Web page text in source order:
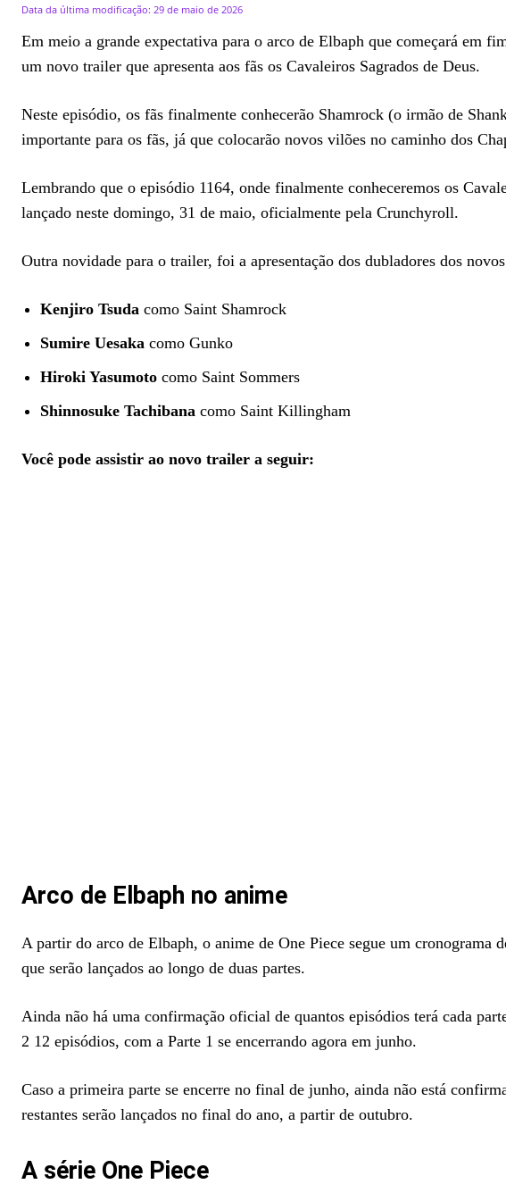
Data da última modificação: 29 de maio de 2026
Em meio a grande expectativa para o arco de Elbaph que começará em
um novo trailer que apresenta aos fãs os Cavaleiros Sagrados de Deus.
Neste episódio, os fãs finalmente conhecerão Shamrock (o irmão de
importante para os fãs, já que colocarão novos vilões no caminho dos
Lembrando que o episódio 1164, onde finalmente conheceremos os
lançado neste domingo, 31 de maio, oficialmente pela Crunchyroll.
Outra novidade para o trailer, foi a apresentação dos dubladores dos
Kenjiro Tsuda como Saint Shamrock
Sumire Uesaka como Gunko
Hiroki Yasumoto como Saint Sommers
Shinnosuke Tachibana como Saint Killingham
Você pode assistir ao novo trailer a seguir:
Arco de Elbaph no anime
A partir do arco de Elbaph, o anime de One Piece segue um cronograma
que serão lançados ao longo de duas partes.
Ainda não há uma confirmação oficial de quantos episódios terá cada
2 12 episódios, com a Parte 1 se encerrando agora em junho.
Caso a primeira parte se encerre no final de junho, ainda não está
restantes serão lançados no final do ano, a partir de outubro.
A série One Piece